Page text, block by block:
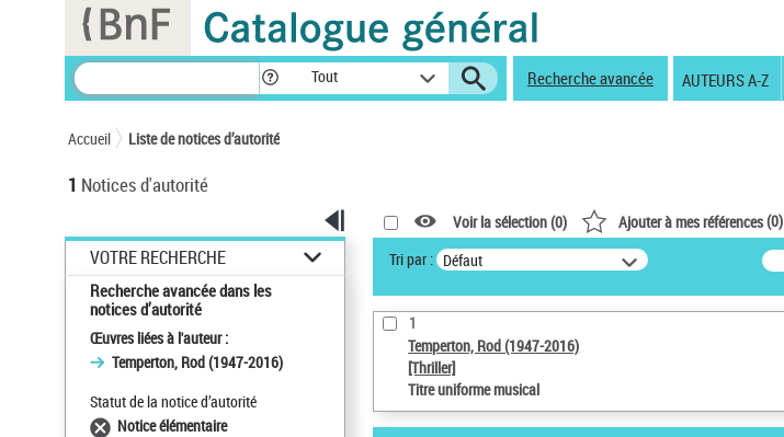
Tout Recherche avancée AUTEURS A-Z
Accueil Liste de notices d’autorité
1 Notices d'autorité
VOTRE RECHERCHE
Recherche avancée dans les
notices d’autorité
Œuvres liées à l'auteur :
Temperton, Rod (1947-2016)
Statut de la notice d’autorité
Notice élémentaire
Voir la sélection (0) Ajouter à mes références(0)
Tri par : Défaut
1
Temperton, Rod (1947-2016)
[Thriller]
Titre uniforme musical
Panneau de gestion des cookies